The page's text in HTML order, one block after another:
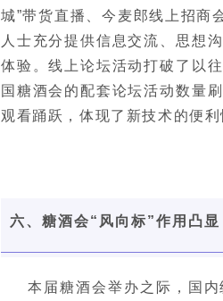
城”带货直播、今麦郎线上招商
人士充分提供信息交流、思想
体验。线上论坛活动打破了以
国糖酒会的配套论坛活动数量
观看踊跃，体现了新技术的便
六、糖酒会“风向标”作用凸显
本届糖酒会举办之际，国